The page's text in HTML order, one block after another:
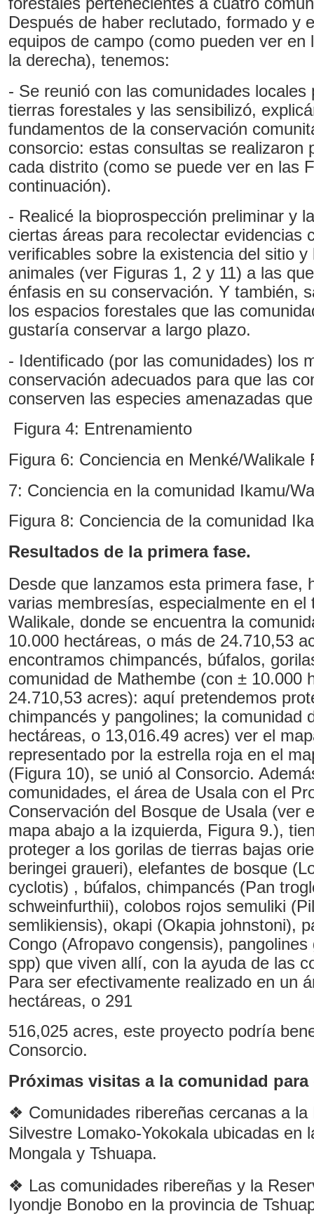
Después de haber reclutado, formado y
equipos de campo (como pueden ver en
la derecha), tenemos:
- Se reunió con las comunidades locales
tierras forestales y las sensibilizó,
fundamentos de la conservación
consorcio: estas consultas se realizaron
cada distrito (como se puede ver en las
continuación).
- Realicé la bioprospección preliminar y
ciertas áreas para recolectar evidencias
verificables sobre la existencia del sitio y
animales (ver Figuras 1, 2 y 11) a las
énfasis en su conservación. Y también,
los espacios forestales que las
gustaría conservar a largo plazo.
- Identificado (por las comunidades) los
conservación adecuados para que las
conserven las especies amenazadas
Figura 4: Entrenamiento
Figura 6: Conciencia en Menké/Walikale
7: Conciencia en la comunidad Ikamu/
Figura 8: Conciencia de la comunidad
Resultados de la primera fase.
Desde que lanzamos esta primera fase,
varias membresías, especialmente en el
Walikale, donde se encuentra la
10.000 hectáreas, o más de 24.710,53
encontramos chimpancés, búfalos,
comunidad de Mathembe (con ± 10.000
24.710,53 acres): aquí pretendemos
chimpancés y pangolines; la comunidad
hectáreas, o 13,016.49 acres) ver el
representado por la estrella roja en el
(Figura 10), se unió al Consorcio.
comunidades, el área de Usala con el
Conservación del Bosque de Usala (ver
mapa abajo a la izquierda, Figura 9.),
proteger a los gorilas de tierras bajas
beringei graueri), elefantes de bosque
cyclotis) , búfalos, chimpancés (Pan
schweinfurthii), colobos rojos semuliki
semlikiensis), okapi (Okapia johnstoni),
Congo (Afropavo congensis),
spp) que viven allí, con la ayuda de las
Para ser efectivamente realizado en un
hectáreas, o 291
516,025 acres, este proyecto podría
Consorcio.
Próximas visitas a la comunidad para
❖ Comunidades ribereñas cercanas a la
Silvestre Lomako-Yokokala ubicadas en
Mongala y Tshuapa.
❖ Las comunidades ribereñas y la
Iyondje Bonobo en la provincia de